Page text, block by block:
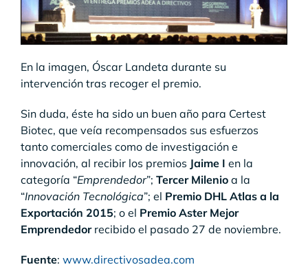
En la imagen, Óscar Landeta durante su
intervención tras recoger el premio.
Sin duda, éste ha sido un buen año para Certest
Biotec, que veía recompensados sus esfuerzos
tanto comerciales como de investigación e
innovación, al recibir los premios Jaime I en la
categoría “Emprendedor”; Tercer Milenio a la
“Innovación Tecnológica”; el Premio DHL Atlas a la
Exportación 2015; o el Premio Aster Mejor
Emprendedorrecibido el pasado 27 de noviembre.
Fuente: www.directivosadea.com